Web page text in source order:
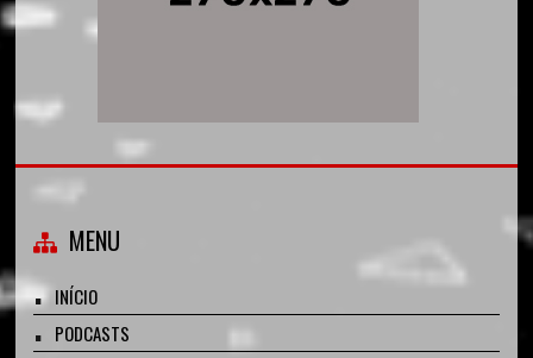
MENU
INÍCIO
PODCASTS